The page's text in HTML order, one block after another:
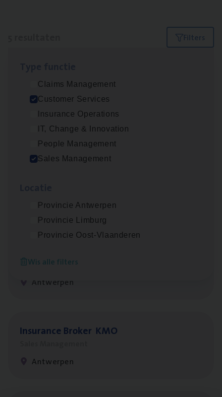
Filters
Claims Management
Customer Services
Insurance Operations
IT, Change & Innovation
People Management
Sales Management
Provincie Antwerpen
Provincie Limburg
Provincie Oost-Vlaanderen
Wis alle filters
Busi­ness Mana­ger Mari­ne Cargo
People Management, Sales Management
Antwerpen
Cor­po­ra­te Insu­ran­ce Bro­ker Property
Cus­to­mer Care Expert
Customer Services
Antwerpen
Insu­ran­ce Bro­ker KMO
Antwerpen